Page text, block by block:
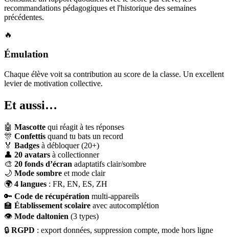
recommandations pédagogiques et l'historique des semaines
précédentes.
🔥
Émulation
Chaque élève voit sa contribution au score de la classe. Un excellent
levier de motivation collective.
Et aussi…
🤖 Mascotte qui réagit à tes réponses
🎊 Confettis quand tu bats un record
🏅 Badges à débloquer (20+)
👤 20 avatars à collectionner
🎨 20 fonds d’écran adaptatifs clair/sombre
🌙 Mode sombre et mode clair
🌍 4 langues : FR, EN, ES, ZH
🔑 Code de récupération multi-appareils
🏫 Établissement scolaire avec autocomplétion
👁 Mode daltonien (3 types)
🔒 RGPD : export données, suppression compte, mode hors ligne